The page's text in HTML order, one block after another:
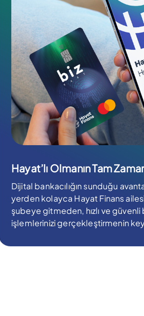
Hayat’lı Olmanın Tam
Dijital bankacılığın sunduğu
yerden kolayca Hayat Finans
şubeye gitmeden, hızlı ve
işlemlerinizi gerçekleştirmenin